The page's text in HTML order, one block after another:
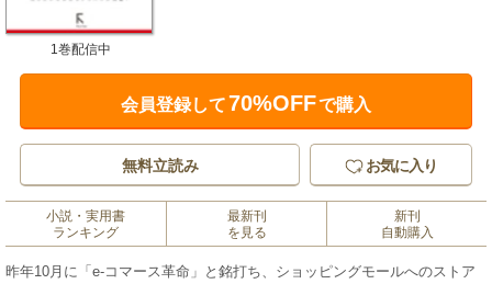
1巻配信中
会員登録して70%OFFで購入
無料立読み お気に入り
小説・実用書
ランキング
最新刊
を見る
新刊
自動購入
昨年10月に「e-コマース革命」と銘打ち、ショッピングモールへのストア